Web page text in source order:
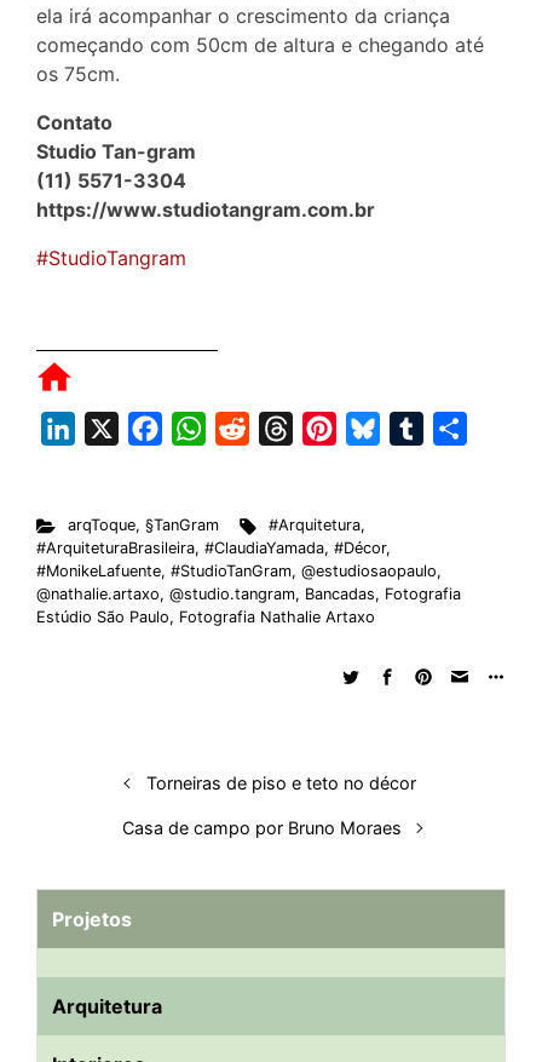
ela irá acompanhar o crescimento da criança
começando com 50cm de altura e chegando até
os 75cm.
Contato
Studio Tan-gram
(11) 5571-3304
https://www.studiotangram.com.br
#StudioTangram
k
e
d
e
b
o
o
W
t
s
A
p
d
i
t
e
a
d
t
e
r
s
s
k
l
r
arqToque, §TanGram #Arquitetura,
#ArquiteturaBrasileira, #ClaudiaYamada, #Décor,
#MonikeLafuente, #StudioTanGram, @estudiosaopaulo,
@nathalie.artaxo, @studio.tangram, Bancadas, Fotografia
Estúdio São Paulo, Fotografia Nathalie Artaxo
Torneiras de piso e teto no décor
Casa de campo por Bruno Moraes
Projetos
Arquitetura